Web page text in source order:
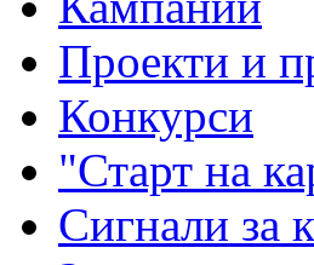
Проекти и
Конкурси
"Старт на
Сигнали за